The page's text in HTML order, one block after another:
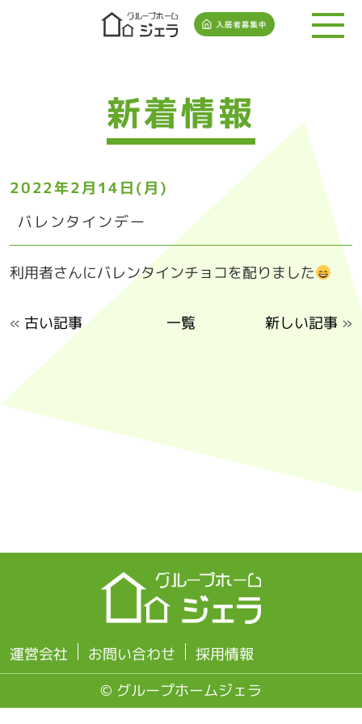
新着情報
2022年2月14日(月)
バレンタインデー
利用者さんにバレンタインチョコを配りました
« 古い記事 一覧 新しい記事 »
運営会社 お問い合わせ
採用情報
© グループホームジェラ